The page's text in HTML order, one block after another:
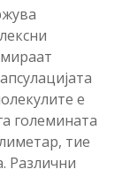
е
големината
тие
Различни